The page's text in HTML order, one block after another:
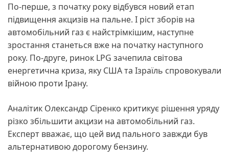
По-перше, з початку року відбувся новий етап
підвищення акцизів на пальне. І ріст зборів на
автомобільний газ є найстрімкішим, наступне
зростання станеться вже на початку наступного
року. По-друге, ринок LPG зачепила світова
енергетична криза, яку США та Ізраїль спровокували
війною проти Ірану.
Аналітик Олександр Сіренко критикує рішення уряду
різко збільшити акцизи на автомобільний газ.
Експерт вважає, що цей вид пального завжди був
альтернативою дорогому бензину.